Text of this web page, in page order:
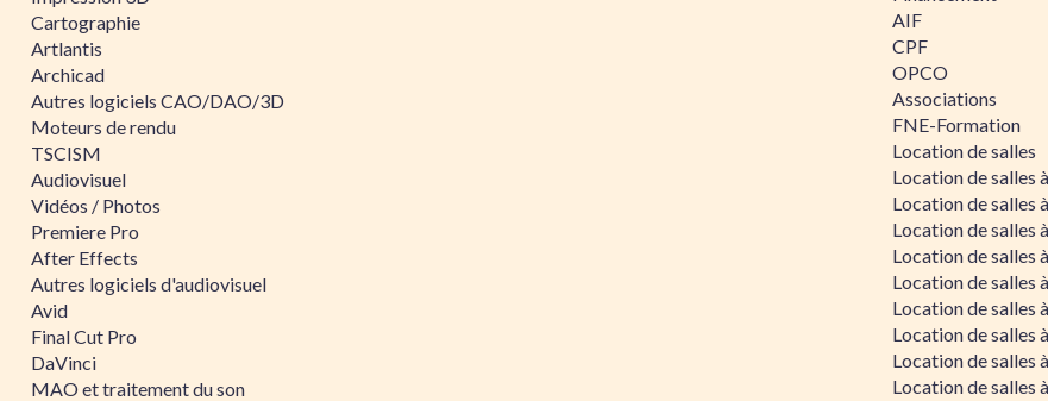
Cartographie
Artlantis
Archicad
Autres logiciels CAO/DAO/3D
Moteurs de rendu
TSCISM
Audiovisuel
Vidéos / Photos
Premiere Pro
After Effects
Autres logiciels d'audiovisuel
Avid
Final Cut Pro
DaVinci
MAO et traitement du son
AIF
CPF
OPCO
Associations
FNE-Formation
Location de salles
Location de salles
Location de salles
Location de salles
Location de salles
Location de salles
Location de salles
Location de salles
Location de salles
Location de salles